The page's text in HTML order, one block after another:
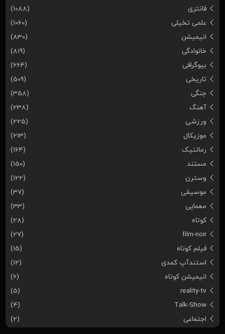
فانتزی
(1088)
علمی تخیلی
(1060)
انیمیشن
(830)
خانوادگی
(819)
بیوگرافی
(664)
تاریخی
(509)
جنگی
(358)
آهنگ
(238)
ورزشی
(225)
موزیکال
(213)
رمانتیک
(164)
مستند
(150)
وسترن
(122)
موسیقی
(37)
معمایی
(33)
کوتاه
(28)
film-noir
(27)
فیلم کوتاه
(15)
استندآپ کمدی
(12)
انیمیشن کوتاه
(6)
reality-tv
(5)
Talk-Show
(4)
اجتماعی
(2)